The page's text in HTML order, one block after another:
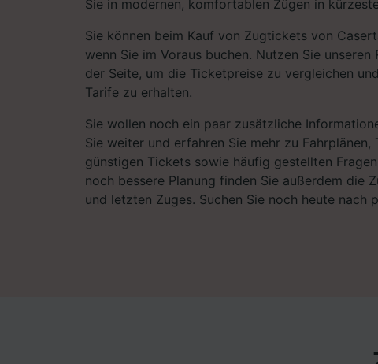
Sie in modernen, komfortablen Zügen in
Sie können beim Kauf von Zugtickets von
wenn Sie im Voraus buchen. Nutzen Sie unseren
der Seite, um die Ticketpreise zu vergleichen
Tarife zu erhalten.
Sie wollen noch ein paar zusätzliche
Sie weiter und erfahren Sie mehr zu Fahrplänen,
günstigen Tickets sowie häufig gestellten Fragen
noch bessere Planung finden Sie außerdem die
und letzten Zuges. Suchen Sie noch heute nach